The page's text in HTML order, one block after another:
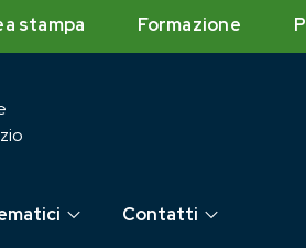
stampa Formazione
Contatti